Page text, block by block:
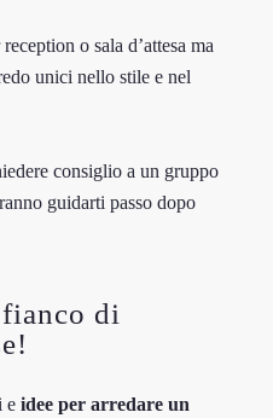
reception o sala d’attesa ma
unici nello stile e nel
consiglio a un gruppo
guidarti passo dopo
di
e idee per arredare un